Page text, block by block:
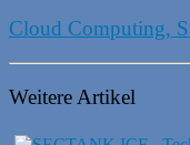
Cloud Computing,
Weitere Artikel